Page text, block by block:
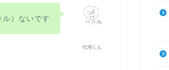
代用くん
ル）ないです